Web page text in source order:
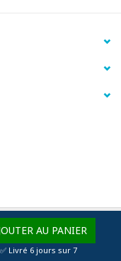
AU PANIER
✅ Livré 6 jours sur 7